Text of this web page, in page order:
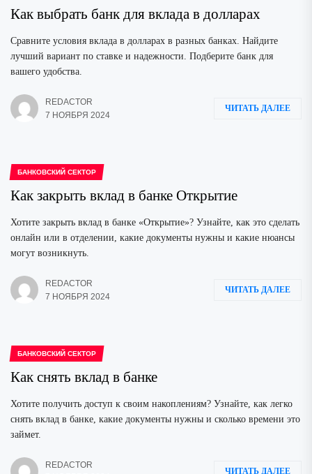
Как выбрать банк для вклада в долларах
Сравните условия вклада в долларах в разных банках. Найдите
лучший вариант по ставке и надежности. Подберите банк для
вашего удобства.
REDACTOR
7 НОЯБРЯ 2024
ЧИТАТЬ ДАЛЕЕ
БАНКОВСКИЙ СЕКТОР
Как закрыть вклад в банке Открытие
Хотите закрыть вклад в банке «Открытие»? Узнайте, как это сделать
онлайн или в отделении, какие документы нужны и какие нюансы
могут возникнуть.
REDACTOR
7 НОЯБРЯ 2024
ЧИТАТЬ ДАЛЕЕ
БАНКОВСКИЙ СЕКТОР
Как снять вклад в банке
Хотите получить доступ к своим накоплениям? Узнайте, как легко
снять вклад в банке, какие документы нужны и сколько времени это
займет.
REDACTOR
ЧИТАТЬ ДАЛЕЕ